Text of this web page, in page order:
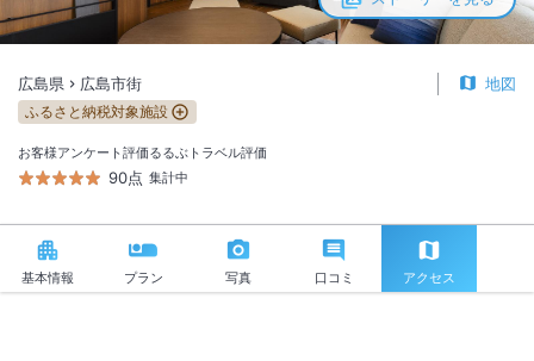
広島県 広島市街 地図
ふるさと納税対象施設
お客様アンケート評価
90点
るるぶトラベル評価
集計中
基本情報 プラン 写真 口コミ アクセス